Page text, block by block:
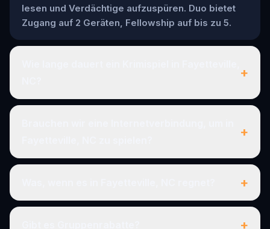
lesen und Verdächtige aufzuspüren. Duo bietet
Zugang auf 2 Geräten, Fellowship auf bis zu 5.
+
+
+
+